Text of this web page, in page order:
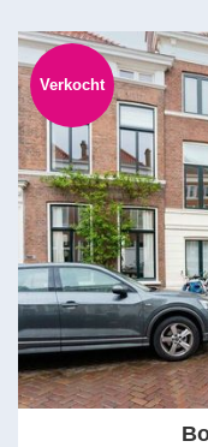
Verkocht